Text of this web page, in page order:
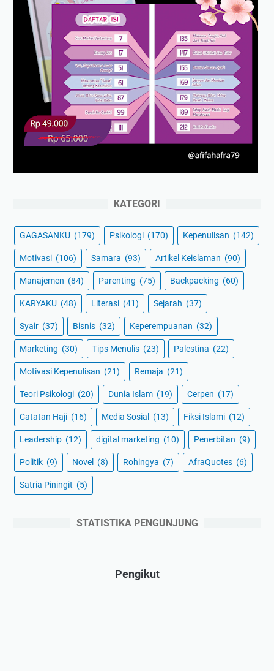
KATEGORI
GAGASANKU (179) Psikologi (170) Kepenulisan (142)
Motivasi (106) Samara (93) Artikel Keislaman (90)
Manajemen (84) Parenting (75) Backpacking (60)
KARYAKU (48) Literasi (41) Sejarah (37)
Syair (37) Bisnis (32) Keperempuanan (32)
Marketing (30) Tips Menulis (23) Palestina (22)
Motivasi Kepenulisan (21) Remaja (21)
Teori Psikologi (20) Dunia Islam (19) Cerpen (17)
Catatan Haji (16) Media Sosial (13) Fiksi Islami (12)
Leadership (12) digital marketing (10) Penerbitan (9)
Politik (9) Novel (8) Rohingya (7) AfraQuotes (6)
Satria Piningit (5)
STATISTIKA PENGUNJUNG
Pengikut